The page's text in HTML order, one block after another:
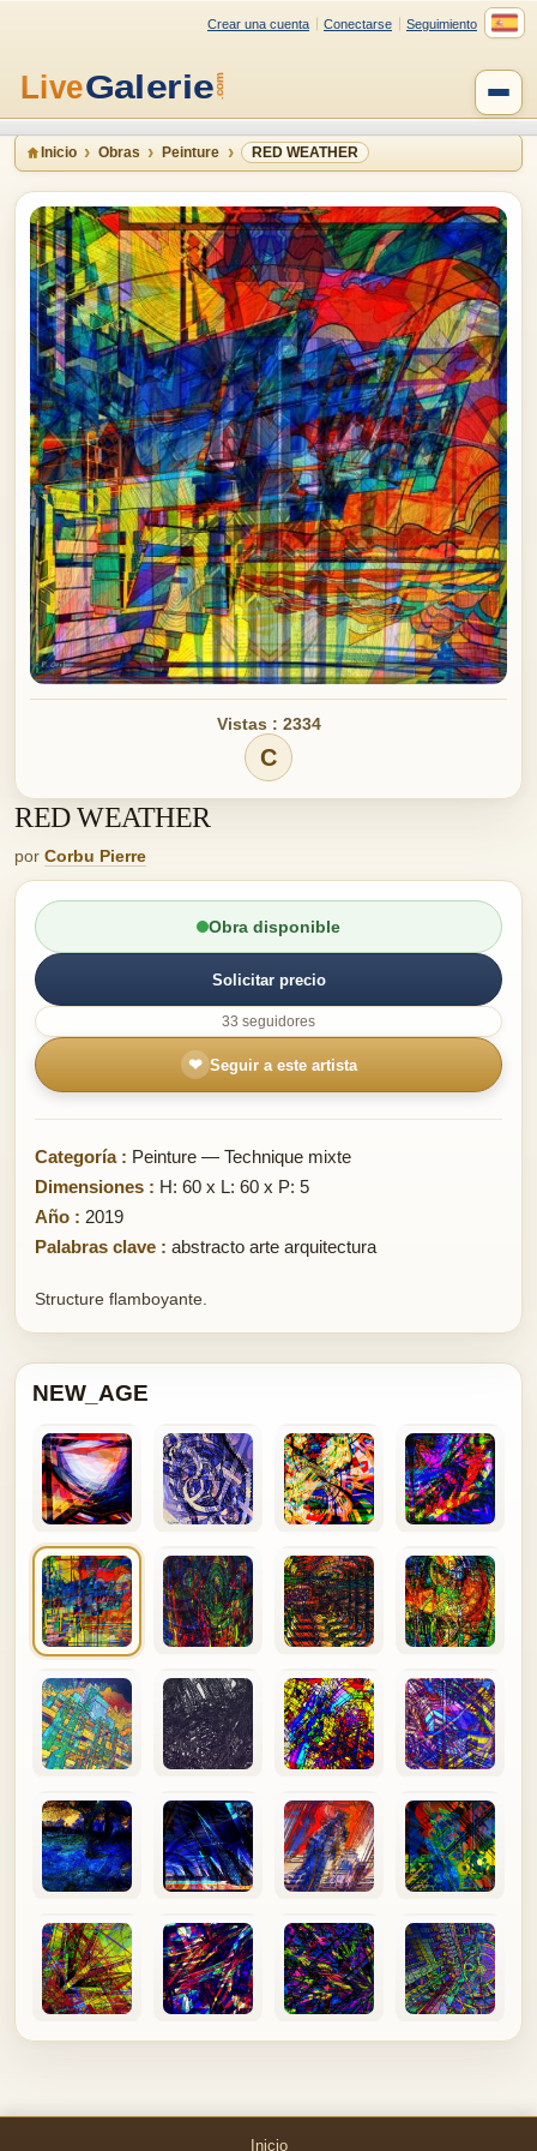
Crear una cuenta Conectarse Seguimiento
Inicio Obras Peinture RED WEATHER
Vistas : 2334
C
RED WEATHER
por Corbu Pierre
Obra disponible
Solicitar precio
33 seguidores
❤ Seguir a este artista
Categoría : Peinture — Technique mixte
Dimensiones : H: 60 x L: 60 x P: 5
Año : 2019
Palabras clave : abstracto arte arquitectura
Structure flamboyante.
NEW_AGE
Inicio